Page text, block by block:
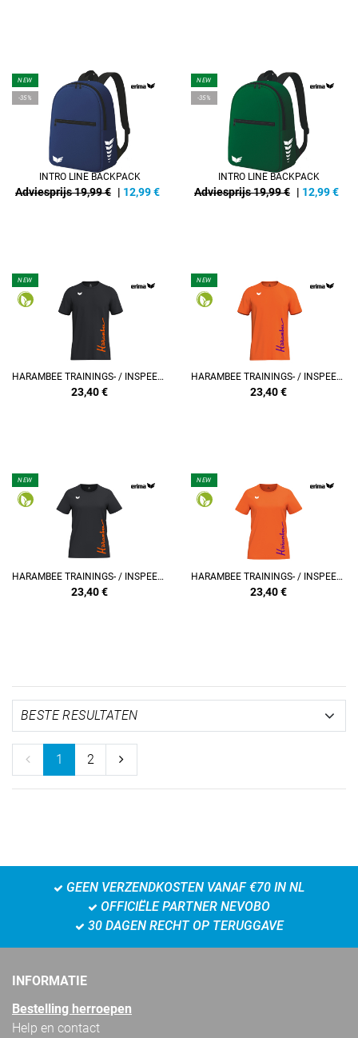
NEW
-35%
INTRO LINE BACKPACK
Adviesprijs 19,99 € | 12,99€
NEW
-35%
INTRO LINE BACKPACK
Adviesprijs 19,99 € | 12,99€
NEW
HARAMBEE TRAININGS- / INSPEELSHIRT
23,40€
NEW
HARAMBEE TRAININGS- / INSPEELSHIRT
23,40€
NEW
HARAMBEE TRAININGS- / INSPEELSHIRT DAMES
23,40€
NEW
HARAMBEE TRAININGS- / INSPEELSHIRT DAMES
23,40€
1 2
GEEN VERZENDKOSTEN VANAF €70 IN NL
OFFICIËLE PARTNER NEVOBO
30 DAGEN RECHT OP TERUGGAVE
INFORMATIE
Bestelling herroepen
Help en contact